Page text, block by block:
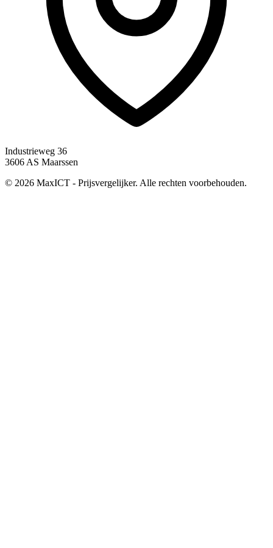
Industrieweg 36
3606 AS Maarssen
© 2026 MaxICT - Prijsvergelijker. Alle rechten voorbehouden.